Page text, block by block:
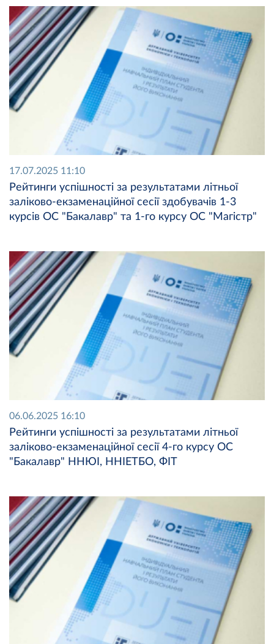
17.07.2025 11:10
Рейтинги успішності за результатами літньої
заліково-екзаменаційної сесії здобувачів 1-3
курсів ОС "Бакалавр" та 1-го курсу ОС "Магістр"
06.06.2025 16:10
Рейтинги успішності за результатами літньої
заліково-екзаменаційної сесії 4-го курсу ОС
"Бакалавр" ННЮІ, ННІЕТБО, ФІТ